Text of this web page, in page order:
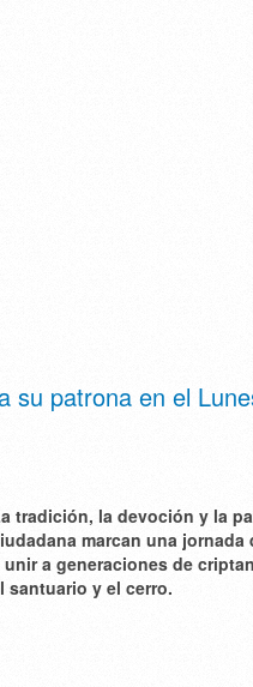
su patrona en el
tradición, la devoción y la
marcan una jornada
unir a generaciones de
santuario y el cerro.